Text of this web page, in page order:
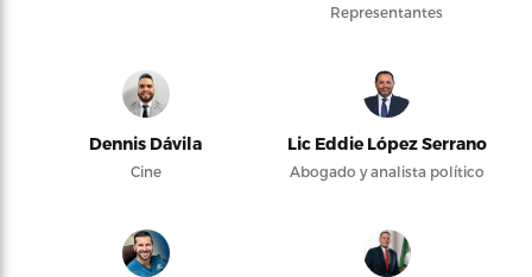
Representantes
Dennis Dávila
Cine
Lic Eddie López Serrano
Abogado y analista político